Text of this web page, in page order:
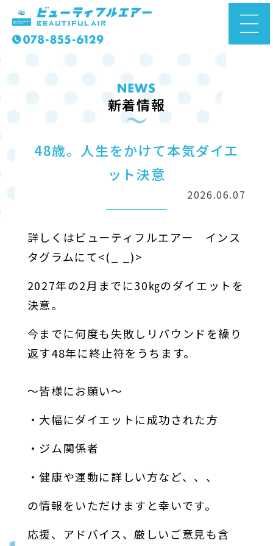
新着情報
48歳。人生をかけて本気ダイエ
ット決意
2026.06.07
詳しくはビューティフルエアー インス
タグラムにて<(_ _)>
2027年の2月までに30㎏のダイエットを
決意。
今までに何度も失敗しリバウンドを繰り
返す48年に終止符をうちます。
～皆様にお願い～
・大幅にダイエットに成功された方
・ジム関係者
・健康や運動に詳しい方など、、、
の情報をいただけますと幸いです。
応援、アドバイス、厳しいご意見も含